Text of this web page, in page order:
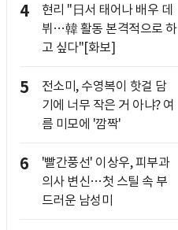
4
현리 "日서 태어나 배우 데
뷔…韓 활동 본격적으로 하
고 싶다"[화보]
5
전소미, 수영복이 핫걸 담
기에 너무 작은 거 아냐? 여
름 미모에 '깜짝'
6
'빨간풍선' 이상우, 피부과
의사 변신…첫 스틸 속 부
드러운 남성미